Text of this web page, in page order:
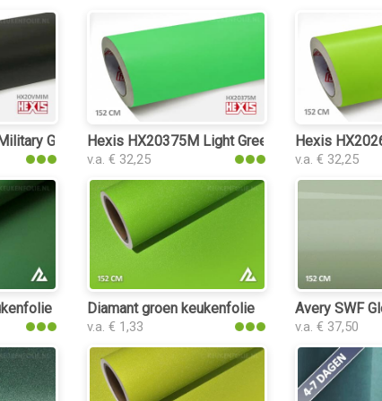
Green Matt keukenfolie
Hexis HX20375M Light Green Matt
v.a. € 32,25
Hexis
v.a. € 32,25
Diamant groen keukenfolie
v.a. € 1,33
Avery SWF
v.a. € 37,50